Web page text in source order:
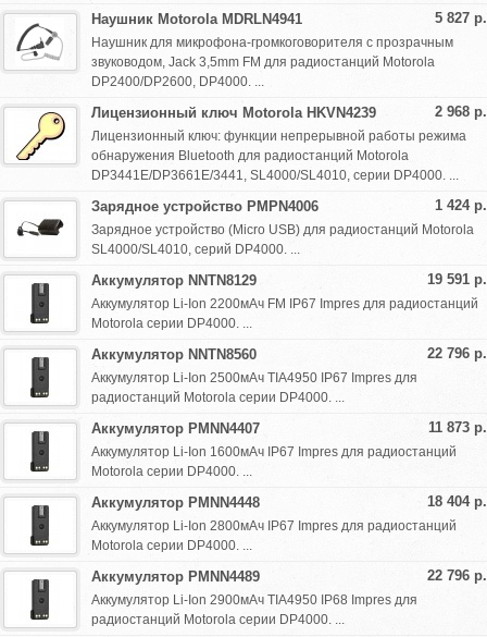
5 827 р.
Наушник Motorola MDRLN4941
Наушник для микрофона-громкоговорителя с прозрачным
звуководом, Jack 3,5mm FM для радиостанций Motorola
DP2400/DP2600, DP4000. ...
2 968 р.
Лицензионный ключ Motorola HKVN4239
Лицензионный ключ: функции непрерывной работы режима
обнаружения Bluetooth для радиостанций Motorola
DP3441E/DP3661E/3441, SL4000/SL4010, серии DP4000. ...
1 424 р.
Зарядное устройство PMPN4006
Зарядное устройство (Micro USB) для радиостанций Motorola
SL4000/SL4010, серий DP4000. ...
19 591 р.
Аккумулятор NNTN8129
Аккумулятор Li-Ion 2200мАч FM IP67 Impres для радиостанций
Motorola серии DP4000. ...
22 796 р.
Аккумулятор NNTN8560
Аккумулятор Li-Ion 2500мАч TIA4950 IP67 Impres для
радиостанций Motorola серии DP4000. ...
11 873 р.
Аккумулятор PMNN4407
Аккумулятор Li-Ion 1600мАч IP67 Impres для радиостанций
Motorola серии DP4000. ...
18 404 р.
Аккумулятор PMNN4448
Аккумулятор Li-Ion 2800мАч IP67 Impres для радиостанций
Motorola серии DP4000. ...
22 796 р.
Аккумулятор PMNN4489
Аккумулятор Li-Ion 2900мАч TIA4950 IP68 Impres для
радиостанций Motorola серии DP4000. ...